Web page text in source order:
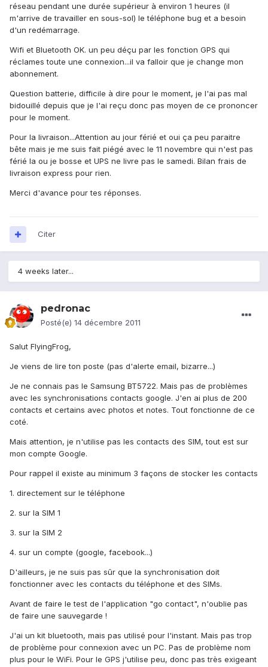
réseau pendant une durée supérieur à environ 1 heures (il
m'arrive de travailler en sous-sol) le téléphone bug et a besoin
d'un redémarrage.
Wifi et Bluetooth OK. un peu déçu par les fonction GPS qui
réclames toute une connexion...il va falloir que je change mon
abonnement.
Question batterie, difficile à dire pour le moment, je l'ai pas mal
bidouillé depuis que je l'ai reçu donc pas moyen de ce prononcer
pour le moment.
Pour la livraison...Attention au jour férié et oui ça peu paraitre
bête mais je me suis fait piégé avec le 11 novembre qui n'est pas
férié la ou je bosse et UPS ne livre pas le samedi. Bilan frais de
livraison express pour rien.
Merci d'avance pour tes réponses.
Citer
4 weeks later...
pedronac
Posté(e) 14 décembre 2011
Salut FlyingFrog,
Je viens de lire ton poste (pas d'alerte email, bizarre...)
Je ne connais pas le Samsung BT5722. Mais pas de problèmes
avec les synchronisations contacts google. J'en ai plus de 200
contacts et certains avec photos et notes. Tout fonctionne de ce
coté.
Mais attention, je n'utilise pas les contacts des SIM, tout est sur
mon compte Google.
Pour rappel il existe au minimum 3 façons de stocker les contacts
1. directement sur le téléphone
2. sur la SIM 1
3. sur la SIM 2
4. sur un compte (google, facebook...)
D'ailleurs, je ne suis pas sûr que la synchronisation doit
fonctionner avec les contacts du téléphone et des SIMs.
Avant de faire le test de l'application "go contact", n'oublie pas
de faire une sauvegarde !
J'ai un kit bluetooth, mais pas utilisé pour l'instant. Mais pas trop
de problème pour connexion avec un PC. Pas de problème nom
plus pour le WiFi. Pour le GPS j'utilise peu, donc pas très exigeant